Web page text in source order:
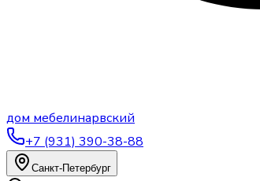
дом мебелинарвский
+7 (931) 390-38-88
Санкт-Петербург